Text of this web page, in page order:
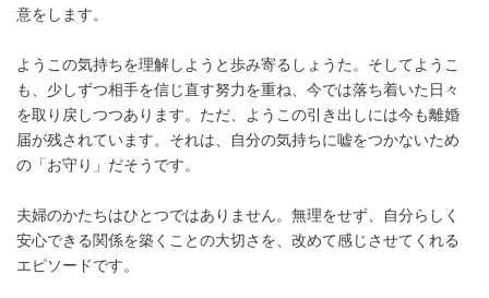
意をします。
ようこの気持ちを理解しようと歩み寄るしょうた。そしてようこ
も、少しずつ相手を信じ直す努力を重ね、今では落ち着いた日々
を取り戻しつつあります。ただ、ようこの引き出しには今も離婚
届が残されています。それは、自分の気持ちに嘘をつかないため
の「お守り」だそうです。
夫婦のかたちはひとつではありません。無理をせず、自分らしく
安心できる関係を築くことの大切さを、改めて感じさせてくれる
エピソードです。